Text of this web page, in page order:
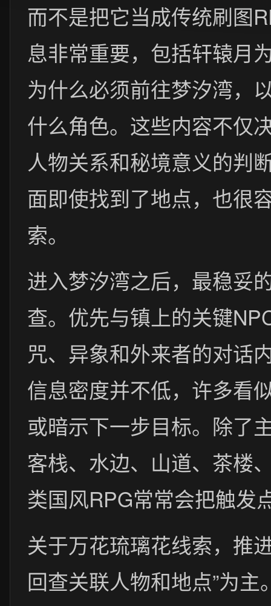
而不是把它当成传统刷图
息非常重要，包括轩辕月
为什么必须前往梦汐湾，
什么角色。这些内容不仅
人物关系和秘境意义的判
面即使找到了地点，也很
索。
进入梦汐湾之后，最稳妥
查。优先与镇上的关键
咒、异象和外来者的对话
信息密度并不低，许多看
或暗示下一步目标。除了
客栈、水边、山道、茶楼
类国风RPG常常会把触发
关于万花琉璃花线索，推
回查关联人物和地点”为